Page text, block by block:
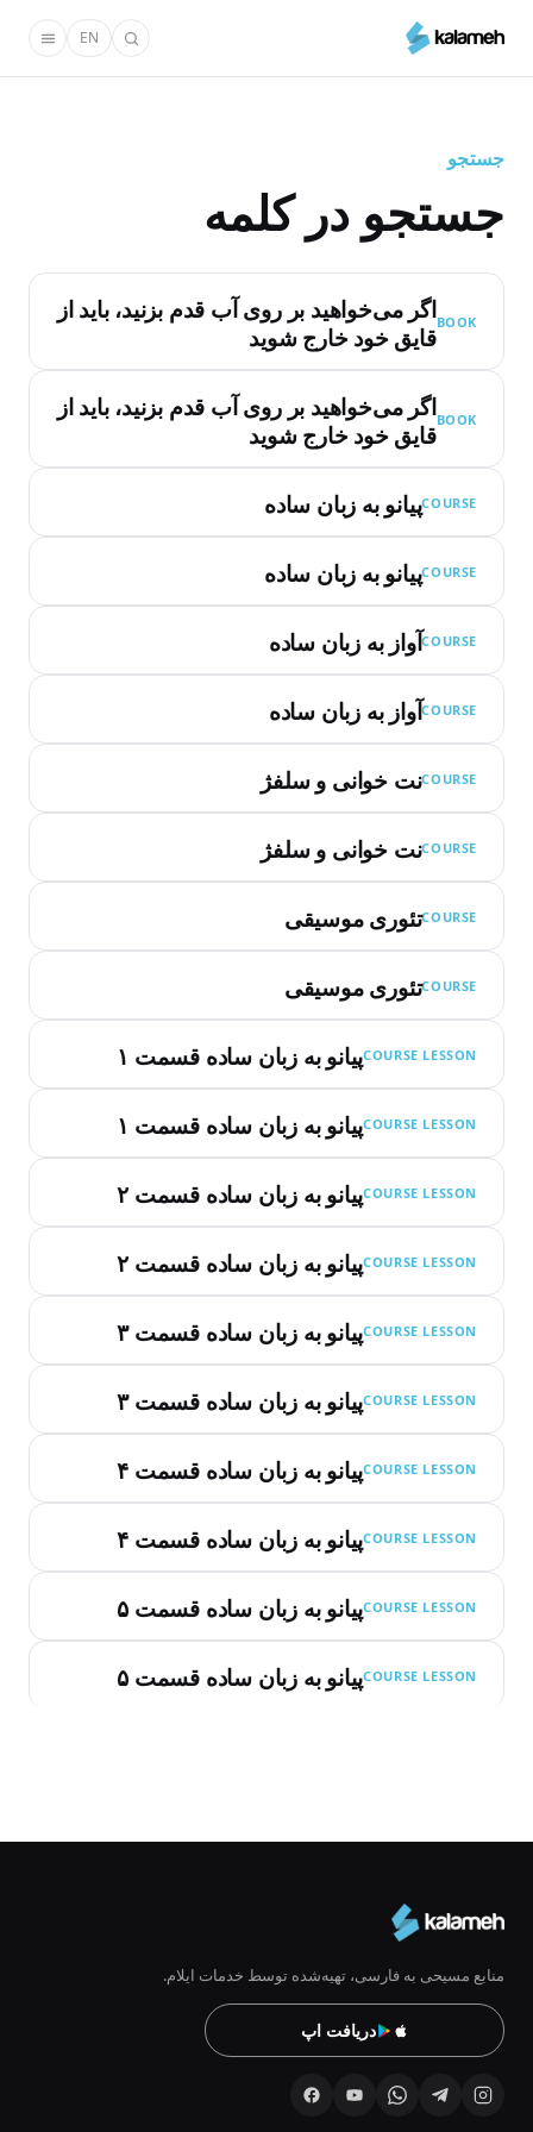
محتوای
EN
جستجو
جستجو در کلمه
BOOKاگر می‌خواهید بر روی آب قدم بزنید، باید از
قایق خود خارج شوید
BOOKاگر می‌خواهید بر روی آب قدم بزنید، باید از
قایق خود خارج شوید
COURSEپیانو به زبان ساده
COURSEپیانو به زبان ساده
COURSEآواز به زبان ساده
COURSEآواز به زبان ساده
COURSEنت خوانی و سلفژ
COURSEنت خوانی و سلفژ
COURSEتئوری موسیقی
COURSEتئوری موسیقی
COURSE LESSONپیانو به زبان ساده قسمت ۱
COURSE LESSONپیانو به زبان ساده قسمت ۱
COURSE LESSONپیانو به زبان ساده قسمت ۲
COURSE LESSONپیانو به زبان ساده قسمت ۲
COURSE LESSONپیانو به زبان ساده قسمت ۳
COURSE LESSONپیانو به زبان ساده قسمت ۳
COURSE LESSONپیانو به زبان ساده قسمت ۴
COURSE LESSONپیانو به زبان ساده قسمت ۴
COURSE LESSONپیانو به زبان ساده قسمت ۵
COURSE LESSONپیانو به زبان ساده قسمت ۵
منابع مسیحی به فارسی، تهیه‌شده توسط خدمات ایلام.
دریافت اپ